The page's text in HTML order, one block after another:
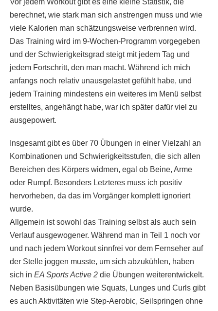
berechnet, wie stark man sich anstrengen muss und wie
viele Kalorien man schätzungsweise verbrennen wird.
Das Training wird im 9-Wochen-Programm vorgegeben
und der Schwierigkeitsgrad steigt mit jedem Tag und
jedem Fortschritt, den man macht. Während ich mich
anfangs noch relativ unausgelastet gefühlt habe, und
jedem Training mindestens ein weiteres im Menü selbst
erstelltes, angehängt habe, war ich später dafür viel zu
ausgepowert.
Insgesamt gibt es über 70 Übungen in einer Vielzahl an
Kombinationen und Schwierigkeitsstufen, die sich allen
Bereichen des Körpers widmen, egal ob Beine, Arme
oder Rumpf. Besonders Letzteres muss ich positiv
hervorheben, da das im Vorgänger komplett ignoriert
wurde.
Allgemein ist sowohl das Training selbst als auch sein
Verlauf ausgewogener. Während man in Teil 1 noch vor
und nach jedem Workout sinnfrei vor dem Fernseher auf
der Stelle joggen musste, um sich abzukühlen, haben
sich in EA Sports Active 2 die Übungen weiterentwickelt.
Neben Basisübungen wie Squats, Lunges und Curls gibt
es auch Aktivitäten wie Step-Aerobic, Seilspringen ohne